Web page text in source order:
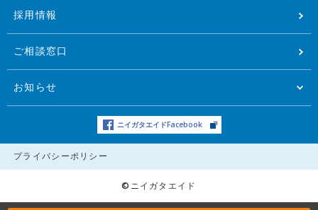
採用情報
ご相談窓口
お知らせ
ニイガタエイドFacebook
プライバシーポリシー
©ニイガタエイド